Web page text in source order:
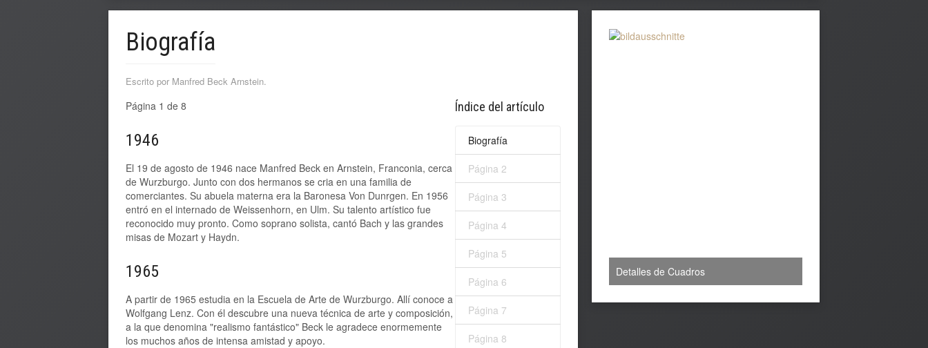
Biografía
Escrito por Manfred Beck Arnstein.
Índice del artículo
Biografía
Página 2
Página 3
Página 4
Página 5
Página 6
Página 7
Página 8
Página 1 de 8
1946
El 19 de agosto de 1946 nace Manfred Beck en Arnstein, Franconia, cerca
de Wurzburgo. Junto con dos hermanos se cria en una familia de
comerciantes. Su abuela materna era la Baronesa Von Dunrgen. En 1956
entró en el internado de Weissenhorn, en Ulm. Su talento artístico fue
reconocido muy pronto. Como soprano solista, cantó Bach y las grandes
misas de Mozart y Haydn.
1965
A partir de 1965 estudia en la Escuela de Arte de Wurzburgo. Allí conoce a
Wolfgang Lenz. Con él descubre una nueva técnica de arte y composición,
a la que denomina "realismo fantástico" Beck le agradece enormemente
los muchos años de intensa amistad y apoyo.
Detalles de Cuadros